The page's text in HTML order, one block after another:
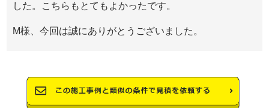
した。こちらもとてもよかったです。
M様、今回は誠にありがとうございました。